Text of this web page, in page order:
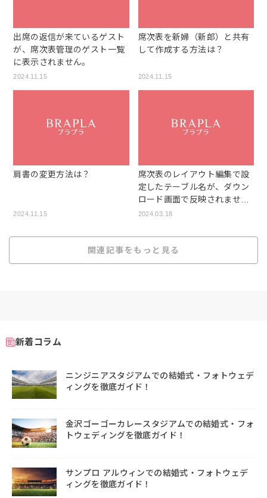
出席の返信が来ているゲスト
が、席次表管理のゲスト一覧
に表示されません。
2024.11.15
席次表を新婦（新郎）と共有
して作成する方法は？
2024.11.15
肩書の変更方法は？
2024.11.15
席次表のレイアウト編集で設
定したテーブル名が、ダウン
ロード画面で反映されませ
ん。
2024.03.18
関連記事をもっと見る
新着コラム
ニンジニアスタジアムでの結婚式・フォトウェデ
ィングを徹底ガイド！
金沢ゴーゴーカレースタジアムでの結婚式・フォ
トウェディングを徹底ガイド！
サンプロ アルウィンでの結婚式・フォトウェデ
ィングを徹底ガイド！